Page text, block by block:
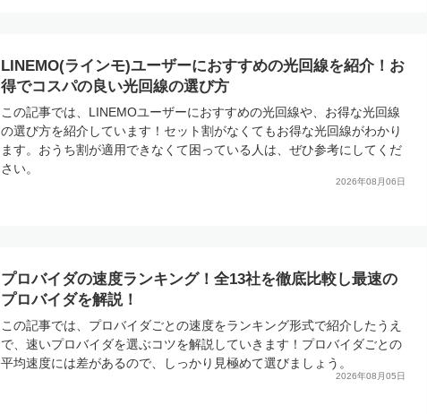
LINEMO(ラインモ)ユーザーにおすすめの光回線を紹介！お
得でコスパの良い光回線の選び方
この記事では、LINEMOユーザーにおすすめの光回線や、お得な光回線
の選び方を紹介しています！セット割がなくてもお得な光回線がわかり
ます。おうち割が適用できなくて困っている人は、ぜひ参考にしてくだ
さい。
2026年08月06日
プロバイダの速度ランキング！全13社を徹底比較し最速の
プロバイダを解説！
この記事では、プロバイダごとの速度をランキング形式で紹介したうえ
で、速いプロバイダを選ぶコツを解説していきます！プロバイダごとの
平均速度には差があるので、しっかり見極めて選びましょう。
2026年08月05日